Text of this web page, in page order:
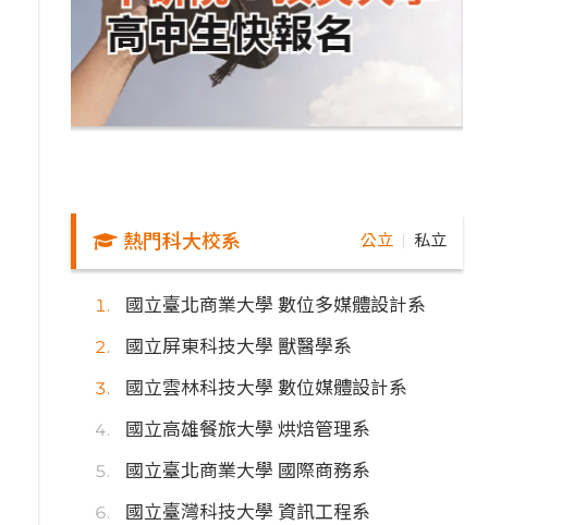
熱門科大校系 公立 私立
國立臺北商業大學 數位多媒體設計系
國立屏東科技大學 獸醫學系
國立雲林科技大學 數位媒體設計系
國立高雄餐旅大學 烘焙管理系
國立臺北商業大學 國際商務系
國立臺灣科技大學 資訊工程系